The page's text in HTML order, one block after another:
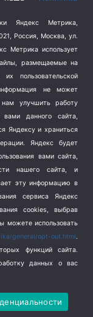
Яндекс Метрика,
Россия, Москва, ул.
Метрика использует
размещаемые на
пользовательской
не может
улучшить работу
данного сайта,
Яндексу и храниться
Яндекс будет
вами сайта,
нашего сайта, и
эту информацию в
сервиса Яндекс
cookies, выбрав
можете использовать
general/opt-out.html.
функций сайта.
данных о вас